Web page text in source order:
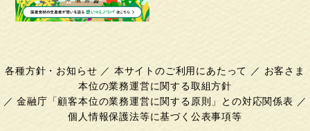
各種方針・お知らせ ／ 本サイトのご利用にあたって ／ お客さま
本位の業務運営に関する取組方針
／金融庁「顧客本位の業務運営に関する原則」との対応関係表 ／
個人情報保護法等に基づく公表事項等